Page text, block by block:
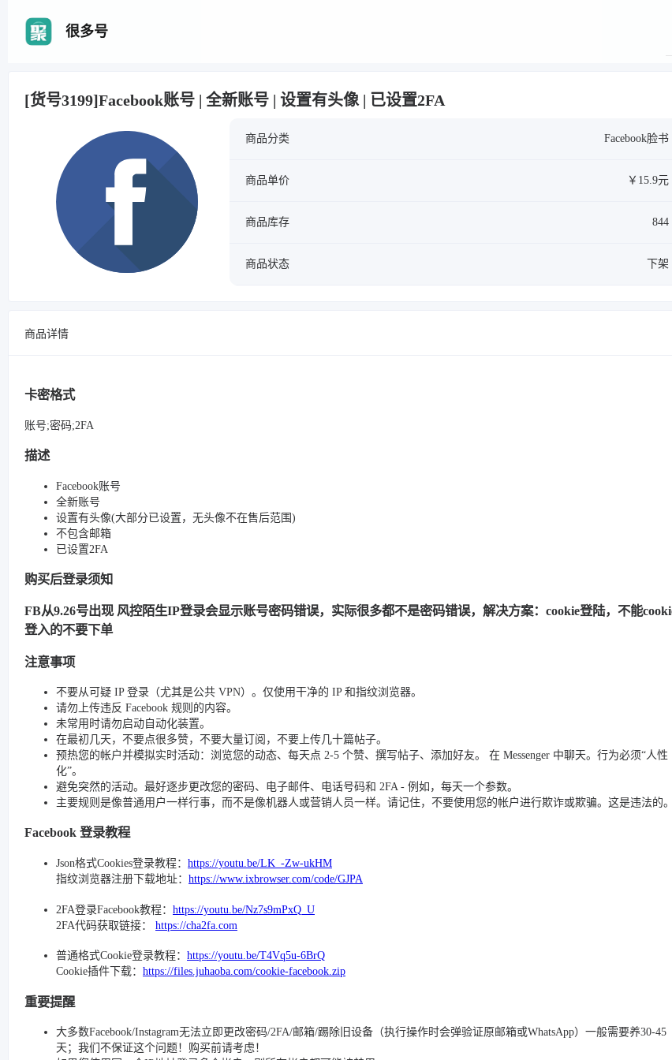
很多号
[货号3199]Facebook账号 | 全新账号 | 设置有头像 | 已设置2FA
商品分类 Facebook脸书
商品单价 ￥15.9元
商品库存 844
商品状态 下架
商品详情
卡密格式
账号;密码;2FA
描述
Facebook账号
全新账号
设置有头像(大部分已设置，无头像不在售后范围)
不包含邮箱
已设置2FA
购买后登录须知
FB从9.26号出现 风控陌生IP登录会显示账号密码错误，实际很多都不是密码错误，解决方案：cookie登陆，不能
登入的不要下单
注意事项
不要从可疑 IP 登录（尤其是公共 VPN）。仅使用干净的 IP 和指纹浏览器。
请勿上传违反 Facebook 规则的内容。
未常用时请勿启动自动化装置。
在最初几天，不要点很多赞，不要大量订阅，不要上传几十篇帖子。
预热您的帐户并模拟实时活动：浏览您的动态、每天点 2-5 个赞、撰写帖子、添加好友。 在 Messenger 中聊天。行为必须“人性
化”。
避免突然的活动。最好逐步更改您的密码、电子邮件、电话号码和 2FA - 例如，每天一个参数。
主要规则是像普通用户一样行事，而不是像机器人或营销人员一样。请记住，不要使用您的帐户进行欺诈或欺骗。这是违法的。
Facebook 登录教程
Json格式Cookies登录教程： https://youtu.be/LK_-Zw-ukHM
指纹浏览器注册下载地址： https://www.ixbrowser.com/code/GJPA
2FA登录Facebook教程： https://youtu.be/Nz7s9mPxQ_U
2FA代码获取链接： https://cha2fa.com
普通格式Cookie登录教程： https://youtu.be/T4Vq5u-6BrQ
Cookie插件下载： https://files.juhaoba.com/cookie-facebook.zip
重要提醒
大多数Facebook/Instagram无法立即更改密码/2FA/邮箱/踢除旧设备（执行操作时会弹验证原邮箱或WhatsApp）一般需要养30-45
天；我们不保证这个问题！购买前请考虑！